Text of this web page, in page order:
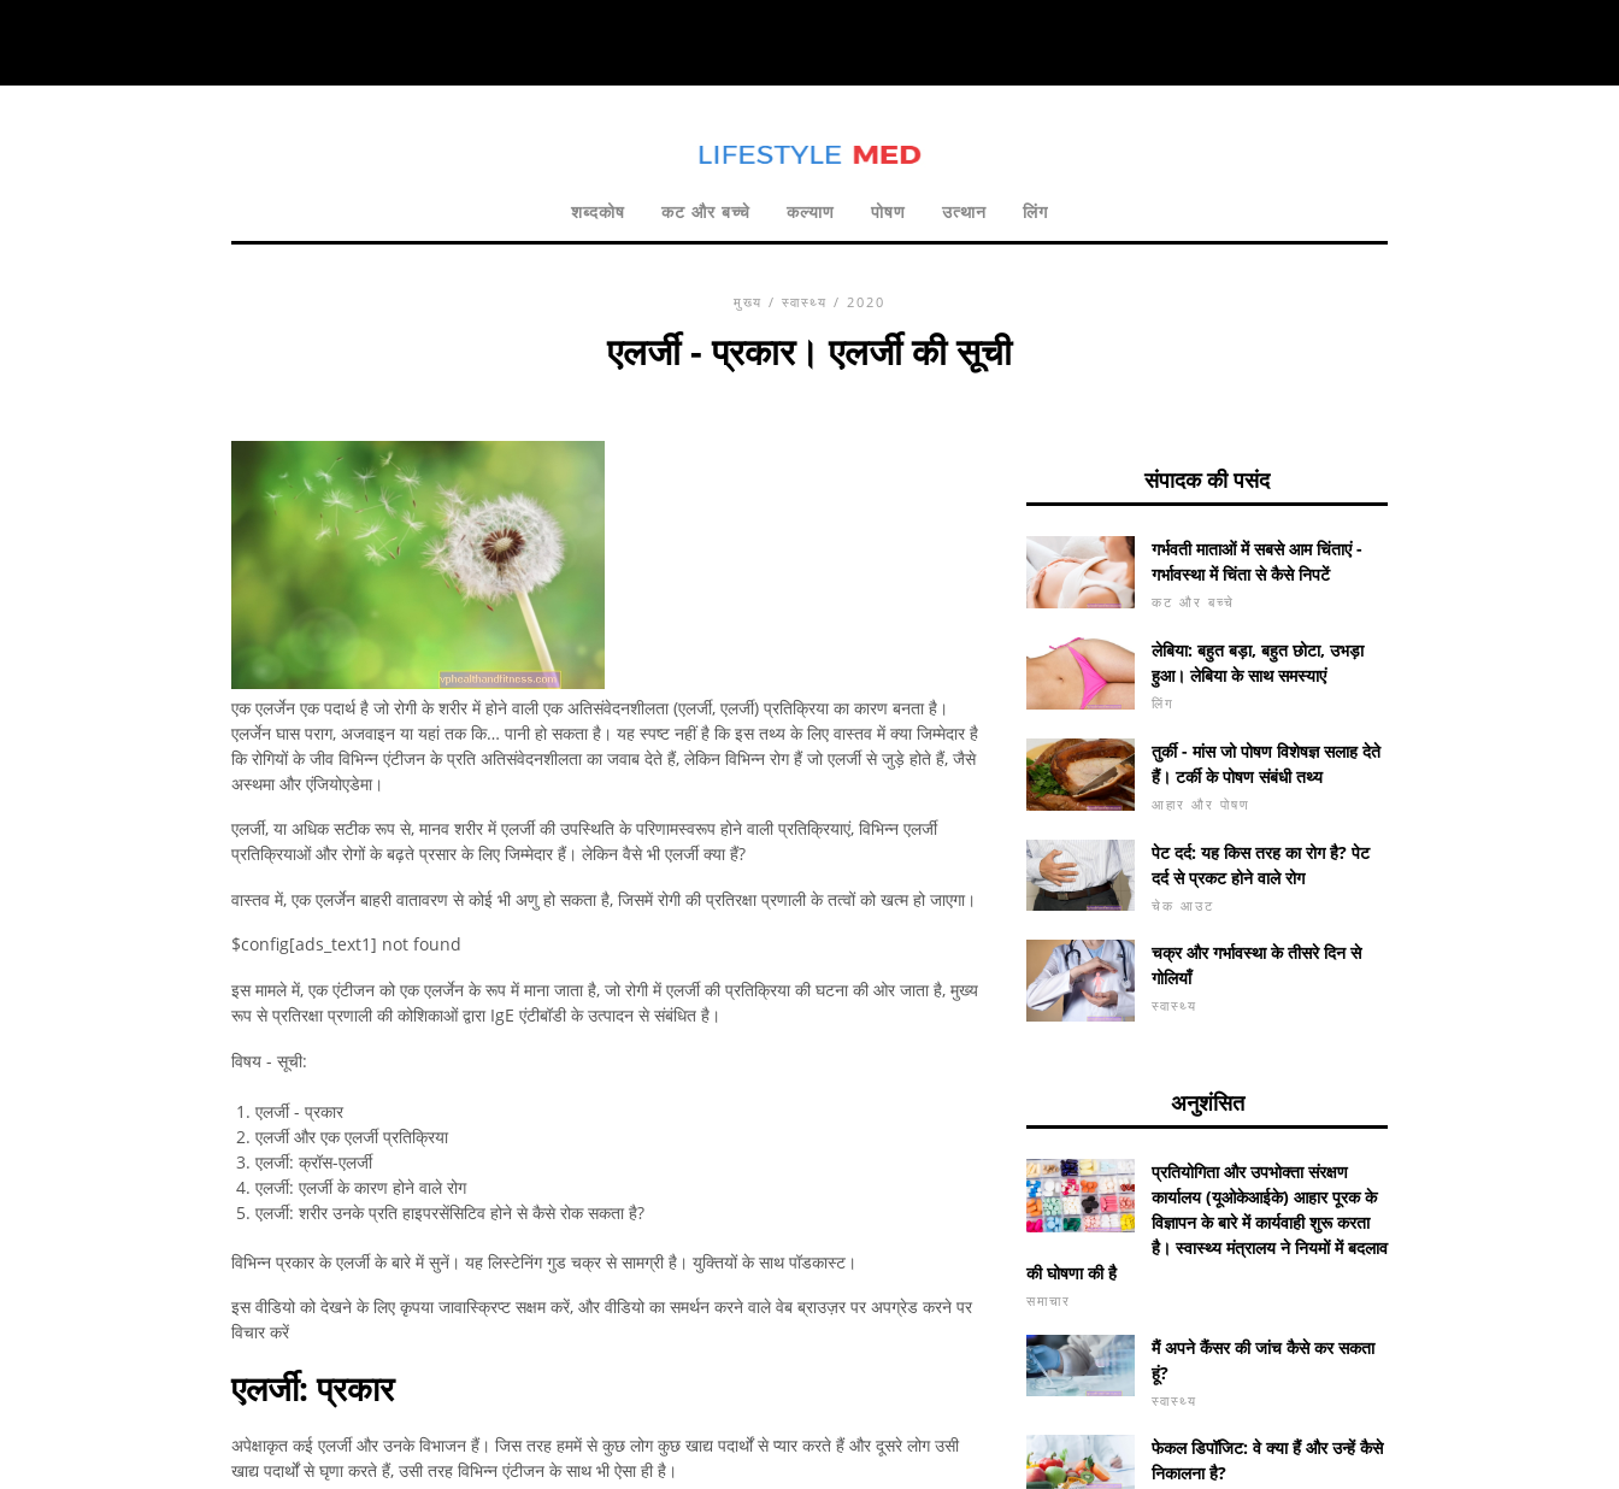
शब्दकोष कट और बच्चे कल्याण पोषण उत्थान लिंग
मुख्य / स्वास्थ्य / 2020
एलर्जी - प्रकार। एलर्जी की सूची
एक एलर्जेन एक पदार्थ है जो रोगी के शरीर में होने वाली एक अतिसंवेदनशीलता (एलर्जी, एलर्जी) प्रतिक्रिया का कारण बनता है।
एलर्जेन घास पराग, अजवाइन या यहां तक ​​कि… पानी हो सकता है। यह स्पष्ट नहीं है कि इस तथ्य के लिए वास्तव में क्या जिम्मेदार है
कि रोगियों के जीव विभिन्न एंटीजन के प्रति अतिसंवेदनशीलता का जवाब देते हैं, लेकिन विभिन्न रोग हैं जो एलर्जी से जुड़े होते हैं, जैसे
अस्थमा और एंजियोएडेमा।
एलर्जी, या अधिक सटीक रूप से, मानव शरीर में एलर्जी की उपस्थिति के परिणामस्वरूप होने वाली प्रतिक्रियाएं, विभिन्न एलर्जी
प्रतिक्रियाओं और रोगों के बढ़ते प्रसार के लिए जिम्मेदार हैं। लेकिन वैसे भी एलर्जी क्या हैं?
वास्तव में, एक एलर्जेन बाहरी वातावरण से कोई भी अणु हो सकता है, जिसमें रोगी की प्रतिरक्षा प्रणाली के तत्वों को खत्म हो जाएगा।
$config[ads_text1] not found
इस मामले में, एक एंटीजन को एक एलर्जेन के रूप में माना जाता है, जो रोगी में एलर्जी की प्रतिक्रिया की घटना की ओर जाता है, मुख्य
रूप से प्रतिरक्षा प्रणाली की कोशिकाओं द्वारा IgE एंटीबॉडी के उत्पादन से संबंधित है।
विषय - सूची:
एलर्जी - प्रकार
एलर्जी और एक एलर्जी प्रतिक्रिया
एलर्जी: क्रॉस-एलर्जी
एलर्जी: एलर्जी के कारण होने वाले रोग
एलर्जी: शरीर उनके प्रति हाइपरसेंसिटिव होने से कैसे रोक सकता है?
विभिन्न प्रकार के एलर्जी के बारे में सुनें। यह लिस्टेनिंग गुड चक्र से सामग्री है। युक्तियों के साथ पॉडकास्ट।
इस वीडियो को देखने के लिए कृपया जावास्क्रिप्ट सक्षम करें, और वीडियो का समर्थन करने वाले वेब ब्राउज़र पर अपग्रेड करने पर
विचार करें
एलर्जी: प्रकार
अपेक्षाकृत कई एलर्जी और उनके विभाजन हैं। जिस तरह हममें से कुछ लोग कुछ खाद्य पदार्थों से प्यार करते हैं और दूसरे लोग उसी
खाद्य पदार्थों से घृणा करते हैं, उसी तरह विभिन्न एंटीजन के साथ भी ऐसा ही है।
संपादक की पसंद
गर्भवती माताओं में सबसे आम चिंताएं -
गर्भावस्था में चिंता से कैसे निपटें
कट और बच्चे
लेबिया: बहुत बड़ा, बहुत छोटा, उभड़ा
हुआ। लेबिया के साथ समस्याएं
लिंग
तुर्की - मांस जो पोषण विशेषज्ञ सलाह देते
हैं। टर्की के पोषण संबंधी तथ्य
आहार और पोषण
पेट दर्द: यह किस तरह का रोग है? पेट
दर्द से प्रकट होने वाले रोग
चेक आउट
चक्र और गर्भावस्था के तीसरे दिन से
गोलियाँ
स्वास्थ्य
अनुशंसित
प्रतियोगिता और उपभोक्ता संरक्षण
कार्यालय (यूओकेआईके) आहार पूरक के
विज्ञापन के बारे में कार्यवाही शुरू करता
है। स्वास्थ्य मंत्रालय ने नियमों में बदलाव
की घोषणा की है
समाचार
मैं अपने कैंसर की जांच कैसे कर सकता
हूं?
स्वास्थ्य
फेकल डिपॉजिट: वे क्या हैं और उन्हें कैसे
निकालना है?